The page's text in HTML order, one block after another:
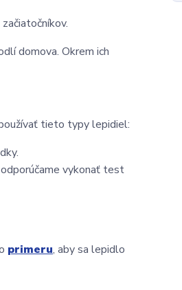
domova. Okrem ich
tieto typy lepidiel:
vykonať test
primeru, aby sa lepidlo